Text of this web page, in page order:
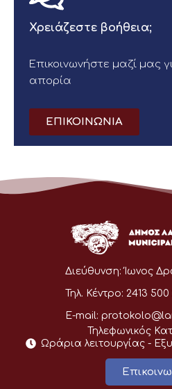
Χρειάζεστε βοήθεια;
Επικοινωνήστε μαζί μας
απορία
ΕΠΙΚΟΙΝΩΝΙΑ
Διεύθυνση: Ίωνος
Τηλ. Κέντρο: 2413 500
E-mail:
Τηλεφωνικός
Ωράρια λειτουργίας -